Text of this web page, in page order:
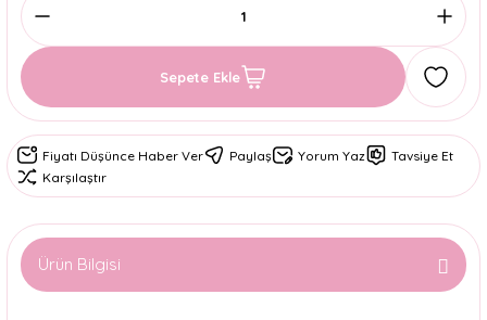
Sepete Ekle
Fiyatı Düşünce Haber Ver Paylaş Yorum Yaz
Tavsiye Et
Karşılaştır
Ürün Bilgisi